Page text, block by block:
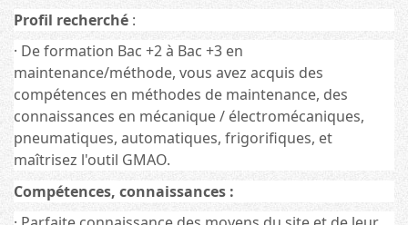
Profil recherché :
· De formation Bac +2 à Bac +3 en
maintenance/méthode, vous avez acquis des
compétences en méthodes de maintenance, des
connaissances en mécanique / électromécaniques,
pneumatiques, automatiques, frigorifiques, et
maîtrisez l'outil GMAO.
Compétences, connaissances :